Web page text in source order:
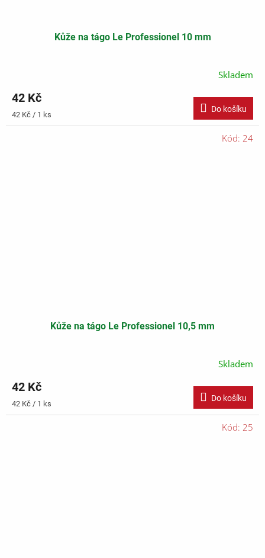
Kůže na tágo Le Professionel 10 mm
Skladem
42 Kč
Měrná
cena:
42 Kč / 1 ks
Do košíku
Kůže na tágo Le Professionel 10,5 mm
Skladem
42 Kč
Měrná
cena:
42 Kč / 1 ks
Do košíku
Kód: 24
Kód: 25